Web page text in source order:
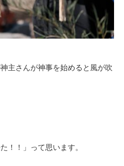
主さんが神事を始めると風が吹
！！」って思います。